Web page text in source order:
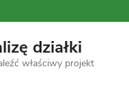
działki
właściwy projekt